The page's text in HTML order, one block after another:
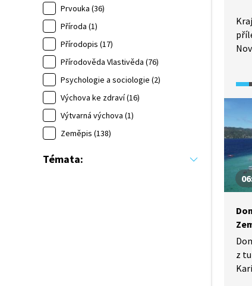
Prvouka (36)
Příroda (1)
Přírodopis (17)
Přírodověda Vlastivěda (76)
Psychologie a sociologie (2)
Výchova ke zdraví (16)
Výtvarná výchova (1)
Zeměpis (138)
Témata:
v
z